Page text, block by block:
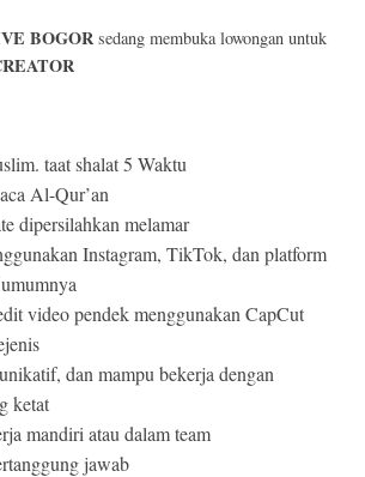
BOGOR sedang membuka lowongan untuk
taat shalat 5 Waktu
Al-Qur’an
dipersilahkan melamar
Instagram, TikTok, dan platform
video pendek menggunakan CapCut
dan mampu bekerja dengan
ketat
mandiri atau dalam team
jawab